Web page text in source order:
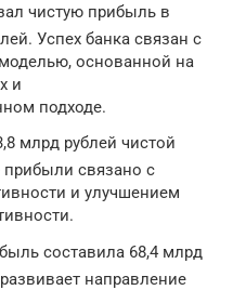
чистую прибыль в
Успех банка связан с
основанной на
и
подходе.
млрд рублей чистой
связано с
и улучшением
составила 68,4 млрд
направление